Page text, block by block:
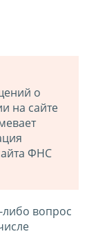
о
на сайте
ФНС
либо вопрос